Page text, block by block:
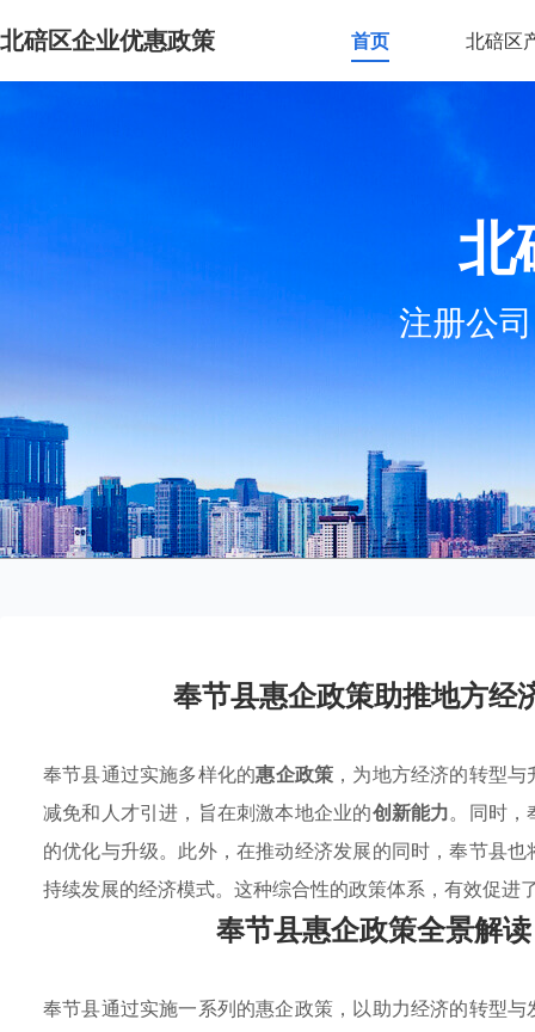
北碚区企业优惠政策 首页 北碚区
北
注册公
奉节县惠企政策助推地方经
奉节县通过实施多样化的惠企政策 ，为地方经济的转型
减免和人才引进，旨在刺激本地企业的创新能力。同时，
的优化与升级。此外，在推动经济发展的同时，奉节县
持续发展的经济模式。这种综合性的政策体系，有效促
奉节县惠企政策全景解
奉节县通过实施一系列的惠企政策，以助力经济的转型